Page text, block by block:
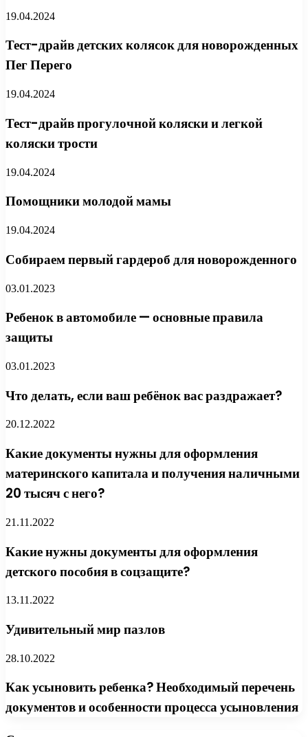
19.04.2024
Тест-драйв детских колясок для новорожденных
Пег Перего
19.04.2024
Тест-драйв прогулочной коляски и легкой
коляски трости
19.04.2024
Помощники молодой мамы
19.04.2024
Собираем первый гардероб для новорожденного
03.01.2023
Ребенок в автомобиле — основные правила
защиты
03.01.2023
Что делать, если ваш ребёнок вас раздражает?
20.12.2022
Какие документы нужны для оформления
материнского капитала и получения наличными
20 тысяч с него?
21.11.2022
Какие нужны документы для оформления
детского пособия в соцзащите?
13.11.2022
Удивительный мир пазлов
28.10.2022
Как усыновить ребенка? Необходимый перечень
документов и особенности процесса усыновления